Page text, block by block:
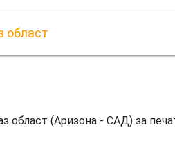
област
област (Аризона - САД) за